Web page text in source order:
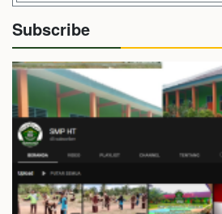
Subscribe